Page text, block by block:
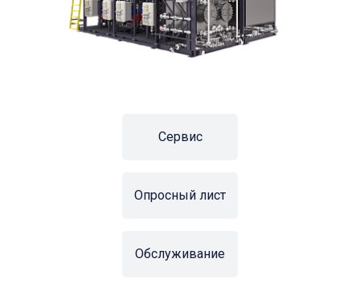
Сервис
Опросный лист
Обслуживание